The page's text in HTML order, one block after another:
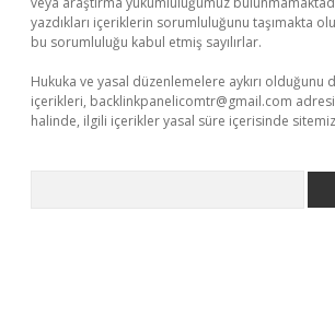
yazdıkları içeriklerin sorumluluğunu taşımakta
bu sorumluluğu kabul etmiş sayılırlar.
Hukuka ve yasal düzenlemelere aykırı olduğunu
içerikleri, backlinkpanelicomtr@gmail.com
halinde, ilgili içerikler yasal süre içerisinde